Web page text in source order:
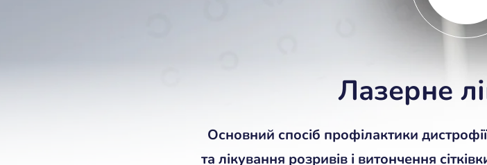
Лазерне
Основний спосіб профілактики дистрофії
та лікування розривів і витончення